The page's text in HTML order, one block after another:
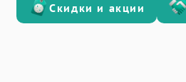
Скидки и акции